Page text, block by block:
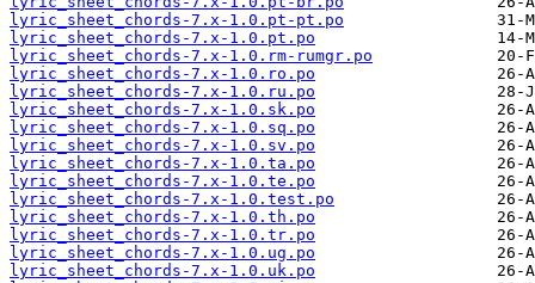
lyric_sheet_chords-7.x-1.0.pt-pt.po
lyric_sheet_chords-7.x-1.0.pt.po
lyric_sheet_chords-7.x-1.0.rm-rumgr.po
lyric_sheet_chords-7.x-1.0.ro.po
lyric_sheet_chords-7.x-1.0.ru.po
lyric_sheet_chords-7.x-1.0.sk.po
lyric_sheet_chords-7.x-1.0.sq.po
lyric_sheet_chords-7.x-1.0.sv.po
lyric_sheet_chords-7.x-1.0.ta.po
lyric_sheet_chords-7.x-1.0.te.po
lyric_sheet_chords-7.x-1.0.test.po
lyric_sheet_chords-7.x-1.0.th.po
lyric_sheet_chords-7.x-1.0.tr.po
lyric_sheet_chords-7.x-1.0.ug.po
lyric_sheet_chords-7.x-1.0.uk.po